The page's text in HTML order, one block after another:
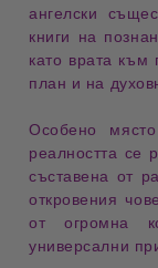
ангелски
книги на
като врата към
план и на
Особено
реалността се
съставена от
откровения
от огромна
универсални